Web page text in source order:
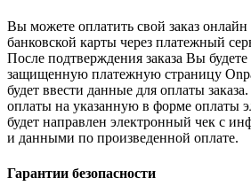
Вы можете оплатить свой заказ
банковской карты через платежный
После подтверждения заказа Вы
защищенную платежную страницу
будет ввести данные для оплаты
оплаты на указанную в форме оплаты
будет направлен электронный чек с
и данными по произведенной оплате.
Гарантии безопасности